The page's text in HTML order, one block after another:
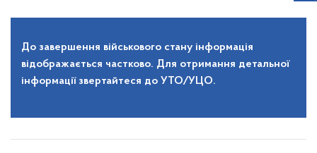
До завершення військового стану інформація
відображається частково. Для отримання детальної
інформації звертайтеся до УТО/УЦО.